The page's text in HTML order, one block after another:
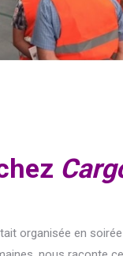
organisée en